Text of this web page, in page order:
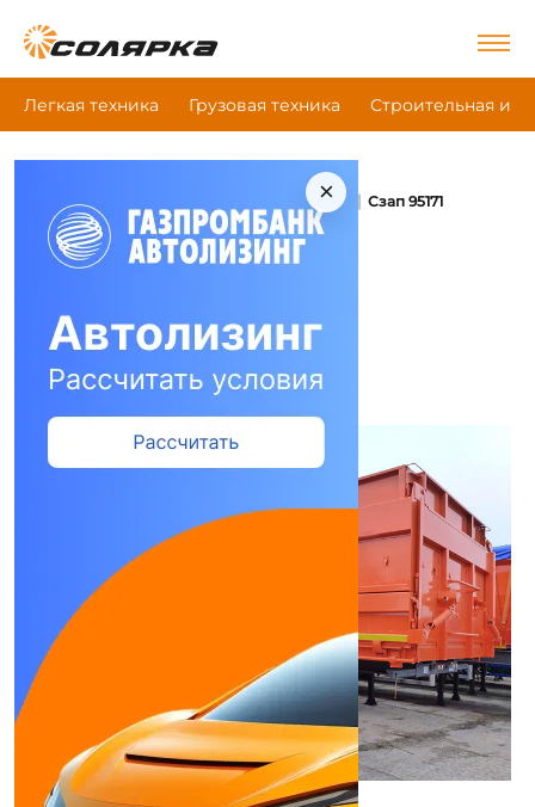
Легкая техника Грузовая техника Строительная и
×
Главная Полуприцепы | Сзап 95171
Полуприцепы Сзап 95171